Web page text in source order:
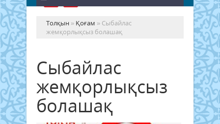
Толқын » Қоғам » Сыбайлас
жемқорлықсыз болашақ
Сыбайлас
жемқорлықсыз
болашақ